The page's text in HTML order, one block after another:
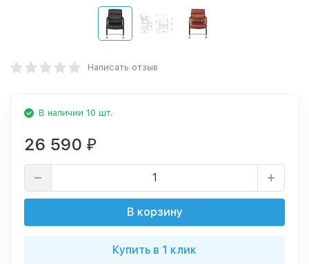
Написать отзыв
В наличии 10 шт.
26 590 ₽
В корзину
Купить в 1 клик